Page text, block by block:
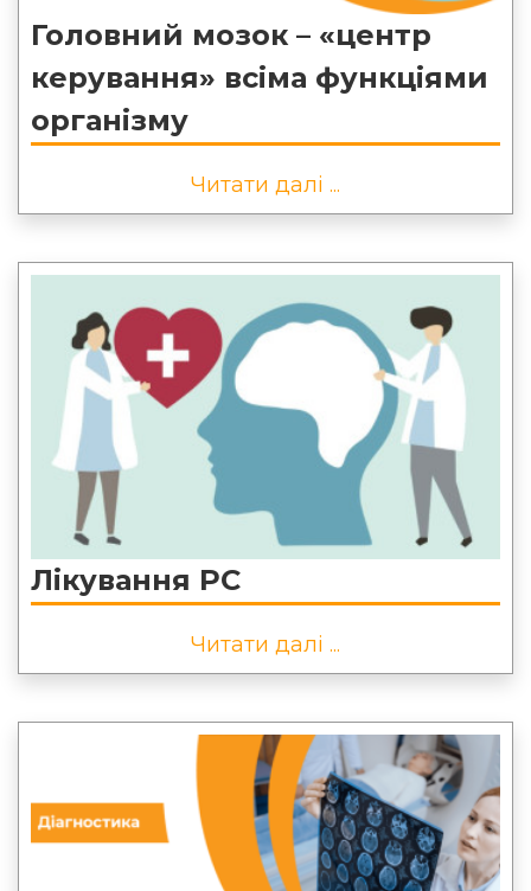
Головний мозок – «центр
керування» всіма функціями
організму
Читати далі ...
Лікування РС
Читати далі ...